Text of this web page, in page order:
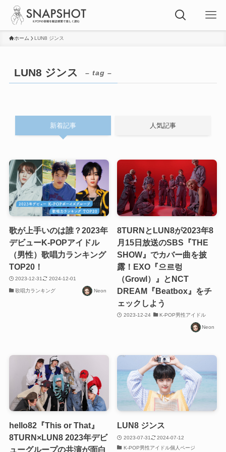
ホーム LUN8 ジンス
LUN8 ジンス – tag –
新着記事 人気記事
歌が上手いのは誰？2023年
デビューK-POPアイドル
（男性）歌唱力ランキング
TOP20！
2023-12-31 2024-12-01
歌唱力ランキング Neon
8TURNとLUN8が2023年8
月15日放送のSBS『THE
SHOW』でカバー曲を披
露！EXO『으르렁
（Growl）』とNCT
DREAM『Beatbox』をチ
ェックしよう
2023-12-24 K-POP男性アイドル
Neon
hello82『This or That』
8TURN×LUN8 2023年デビ
ューグループの共演が面白
LUN8 ジンス
2023-07-31
2024-07-12
K-POP男性アイドル個人ページ